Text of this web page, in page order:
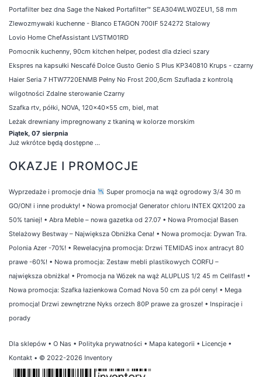
Portafilter bez dna Sage the Naked Portafilter™ SEA304WLW0ZEU1, 58 mm
Zlewozmywaki kuchenne - Blanco ETAGON 700IF 524272 Stalowy
Lovio Home ChefAssistant LVSTM01RD
Pomocnik kuchenny, 90cm kitchen helper, podest dla dzieci szary
Ekspres na kapsułki Nescafé Dolce Gusto Genio S Plus KP340810 Krups - czarny
Haier Seria 7 HTW7720ENMB Pełny No Frost 200,6cm Szuflada z kontrolą
wilgotności Zdalne sterowanie Czarny
Szafka rtv, półki, NOVA, 120x40x55 cm, biel, mat
Leżak drewniany impregnowany z tkaniną w kolorze morskim
Piątek, 07 sierpnia
Już wkrótce będą dostępne ...
OKAZJE I PROMOCJE
Wyprzedaże i promocje dnia
Super promocja na wąż ogrodowy 3/4 30 m
GO/ON! i inne produkty! • Nowa promocja! Generator chloru INTEX QX1200 za
50% taniej! • Abra Meble – nowa gazetka od 27.07 • Nowa Promocja! Basen
Stelażowy Bestway – Największa Obniżka Cena! • Nowa promocja: Dywan Tra.
Polonia Azer -70%! • Rewelacyjna promocja: Drzwi TEMIDAS inox antracyt 80
prawe -60%! • Nowa promocja: Zestaw mebli plastikowych CORFU –
największa obniżka! • Promocja na Wózek na wąż ALUPLUS 1/2 45 m Cellfast! •
Nowa promocja: Szafka łazienkowa Comad Nova 50 cm za pół ceny! • Mega
promocja! Drzwi zewnętrzne Nyks orzech 80P prawe za grosze! • Inspiracje i
porady
Dla sklepów • O Nas • Polityka prywatności • Mapa kategorii • Licencje •
Kontakt • © 2022-2026 Inventory